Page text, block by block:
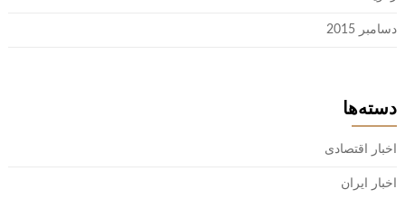
دسامبر 2015
دسته‌ها
اخبار اقتصادی
اخبار ایران